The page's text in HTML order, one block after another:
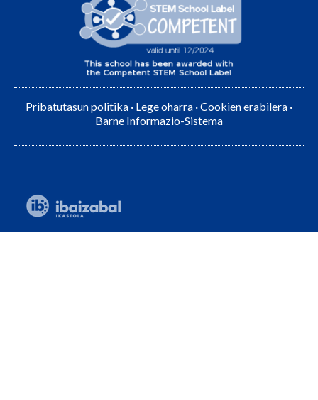
Pribatutasun politika · Lege oharra ·Cookien erabilera ·
Barne Informazio-Sistema